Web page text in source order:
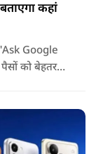
कहां
को बेहतर